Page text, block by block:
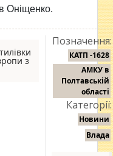
Оніщенко.
з
Позначення:
КАТП -1628
АМКУ в
Полтавській
області
Категорії:
Новини
Влада